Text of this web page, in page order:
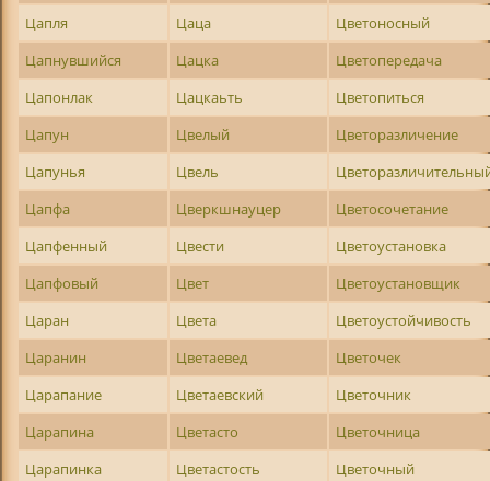
Цапля
Цаца
Цветоносный
Цапнувшийся
Цацка
Цветопередача
Цапонлак
Цацкаьть
Цветопиться
Цапун
Цвелый
Цветоразличение
Цапунья
Цвель
Цапфа
Цверкшнауцер
Цветосочетание
Цапфенный
Цвести
Цветоустановка
Цапфовый
Цвет
Цветоустановщик
Царан
Цвета
Цветоустойчивость
Царанин
Цветаевед
Цветочек
Царапание
Цветаевский
Цветочник
Царапина
Цветасто
Цветочница
Царапинка
Цветастость
Цветочный